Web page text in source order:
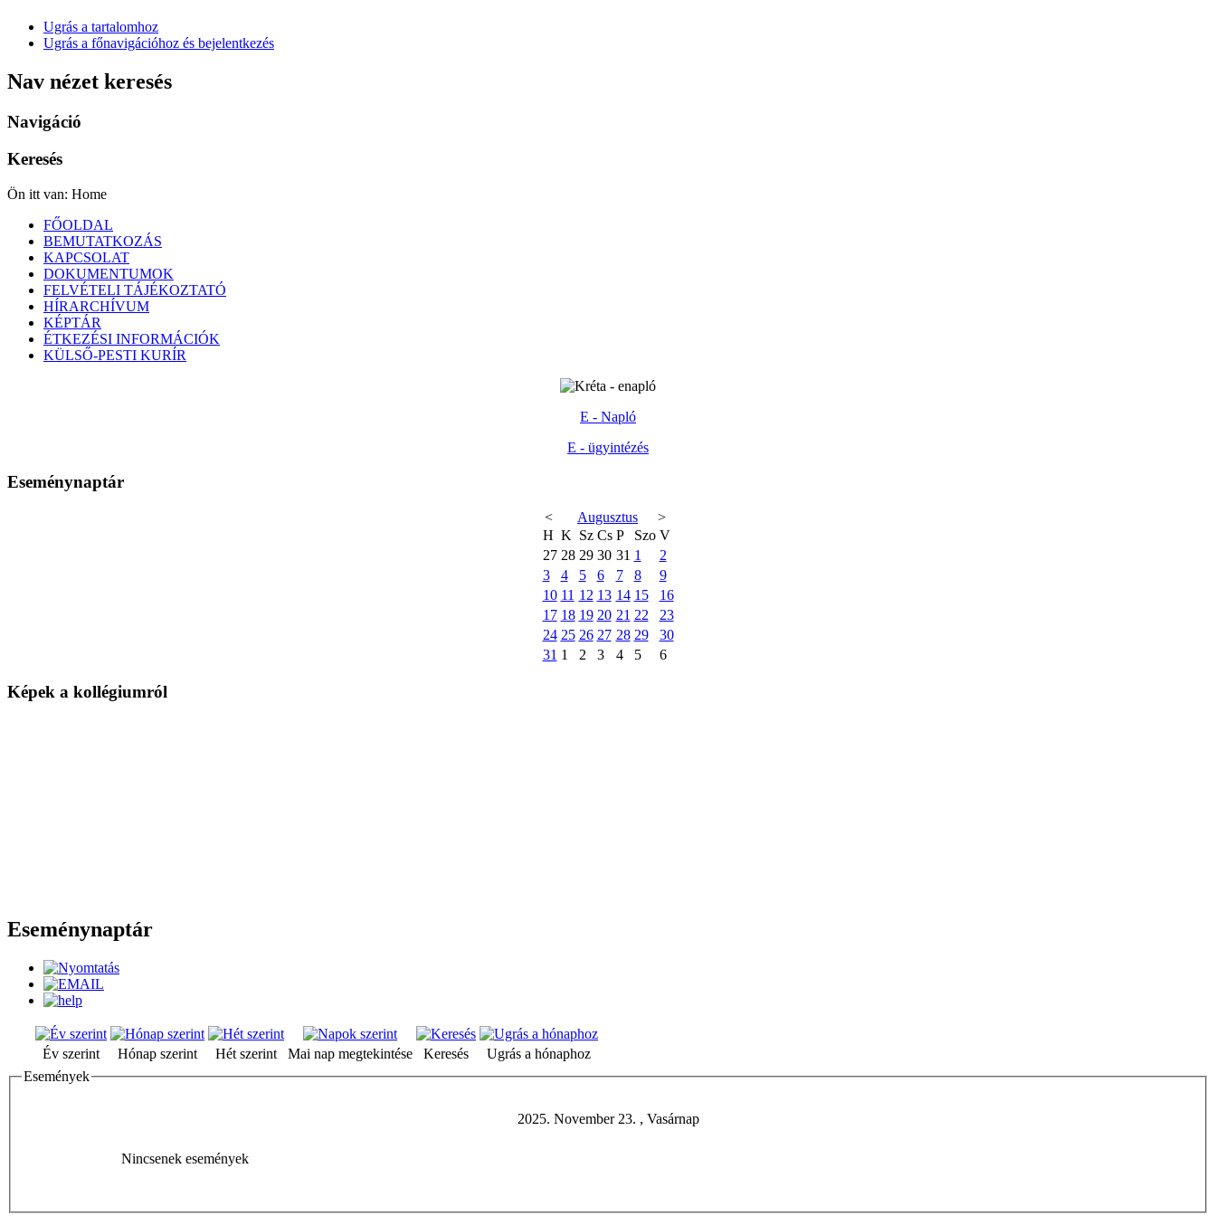
Ugrás a tartalomhoz
Ugrás a főnavigációhoz és bejelentkezés
Nav nézet keresés
Navigáció
Keresés
Ön itt van: Home
FŐOLDAL
BEMUTATKOZÁS
KAPCSOLAT
DOKUMENTUMOK
FELVÉTELI TÁJÉKOZTATÓ
HÍRARCHÍVUM
KÉPTÁR
ÉTKEZÉSI INFORMÁCIÓK
KÜLSŐ-PESTI KURÍR
E - Napló
E - ügyintézés
Eseménynaptár
< Augusztus
>
H K Sz Cs P Szo V
27 28 29 30 31 1
2
3
4 5 6 7 8
9
10 11 12 13 14 15
16
17 18 19 20 21 22
23
24 25 26 27 28 29
30
31 1 2 3 4 5 6
Képek a kollégiumról
Eseménynaptár
Év szerint Hónap szerint Hét szerint Mai nap megtekintése Keresés
Ugrás a hónaphoz
Események
2025. November 23. , Vasárnap
Nincsenek események